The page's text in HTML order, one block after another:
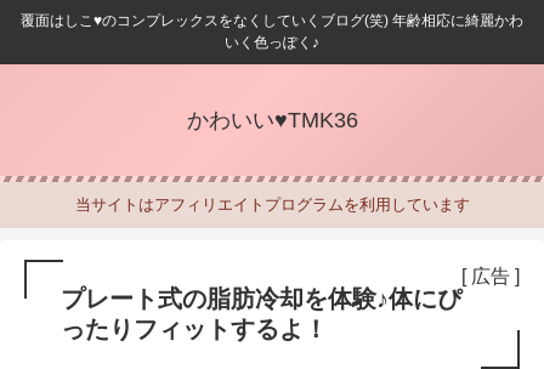
覆面はしこ♥のコンプレックスをなくしていくブログ(笑) 年齢相応に綺麗かわ
いく色っぽく♪
かわいい♥TMK36
当サイトはアフィリエイトプログラムを利用しています
[ 広告 ]
プレート式の脂肪冷却を体験♪体にぴ
ったりフィットするよ！